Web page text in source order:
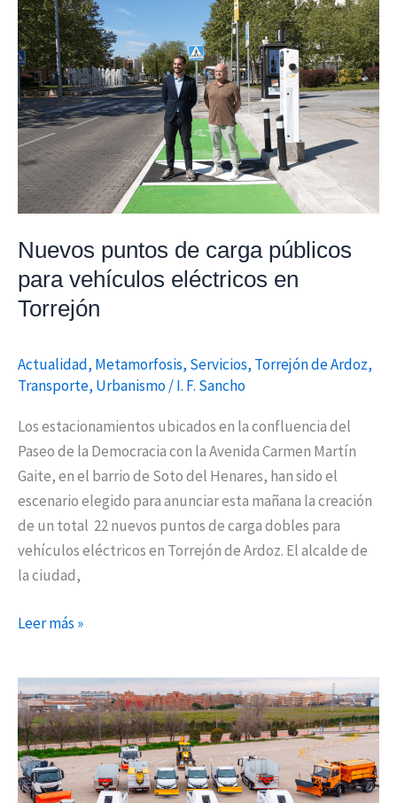
Nuevos puntos de carga públicos
para vehículos eléctricos en
Torrejón
Actualidad, Metamorfosis, Servicios, Torrejón de Ardoz,
Transporte, Urbanismo/I. F. Sancho
Los estacionamientos ubicados en la confluencia del
Paseo de la Democracia con la Avenida Carmen Martín
Gaite, en el barrio de Soto del Henares, han sido el
escenario elegido para anunciar esta mañana la creación
de un total 22 nuevos puntos de carga dobles para
vehículos eléctricos en Torrejón de Ardoz. El alcalde de
la ciudad,
puntos
de
carga
públicos
para
vehículos
eléctricos
en
Torrejón
Leer más »
Todo
preparado
en
Torrejón
de